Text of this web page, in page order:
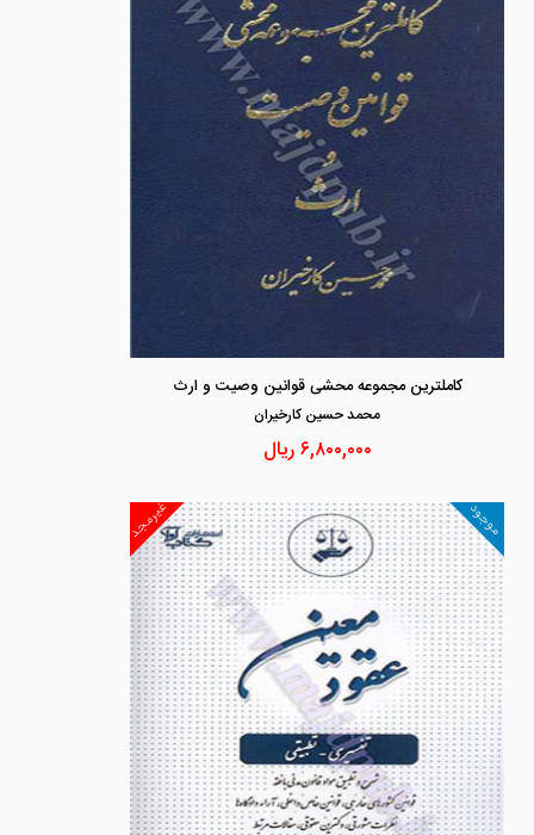
کاملترین مجموعه محشی قوانین وصیت و ارث
محمد حسين كارخيران
۶,۸۰۰,۰۰۰ریال
غیرمجد موجود